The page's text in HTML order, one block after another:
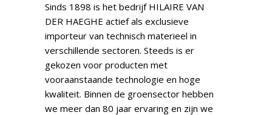
Sinds 1898 is het bedrijf HILAIRE VAN
DER HAEGHE actief als exclusieve
importeur van technisch materieel in
verschillende sectoren. Steeds is er
gekozen voor producten met
vooraanstaande technologie en hoge
kwaliteit. Binnen de groensector hebben
we meer dan 80 jaar ervaring en zijn we